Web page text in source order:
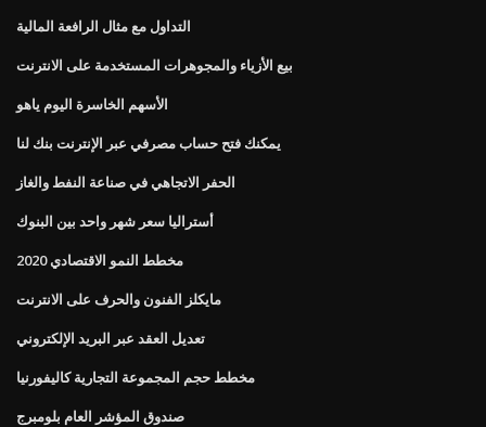
التداول مع مثال الرافعة المالية
بيع الأزياء والمجوهرات المستخدمة على الانترنت
الأسهم الخاسرة اليوم ياهو
يمكنك فتح حساب مصرفي عبر الإنترنت بنك لنا
الحفر الاتجاهي في صناعة النفط والغاز
أستراليا سعر شهر واحد بين البنوك
مخطط النمو الاقتصادي 2020
مايكلز الفنون والحرف على الانترنت
تعديل العقد عبر البريد الإلكتروني
مخطط حجم المجموعة التجارية كاليفورنيا
صندوق المؤشر العام بلومبرج